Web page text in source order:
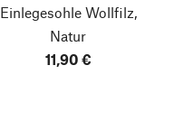
Einlegesohle Wollfilz,
Natur
11,90 €